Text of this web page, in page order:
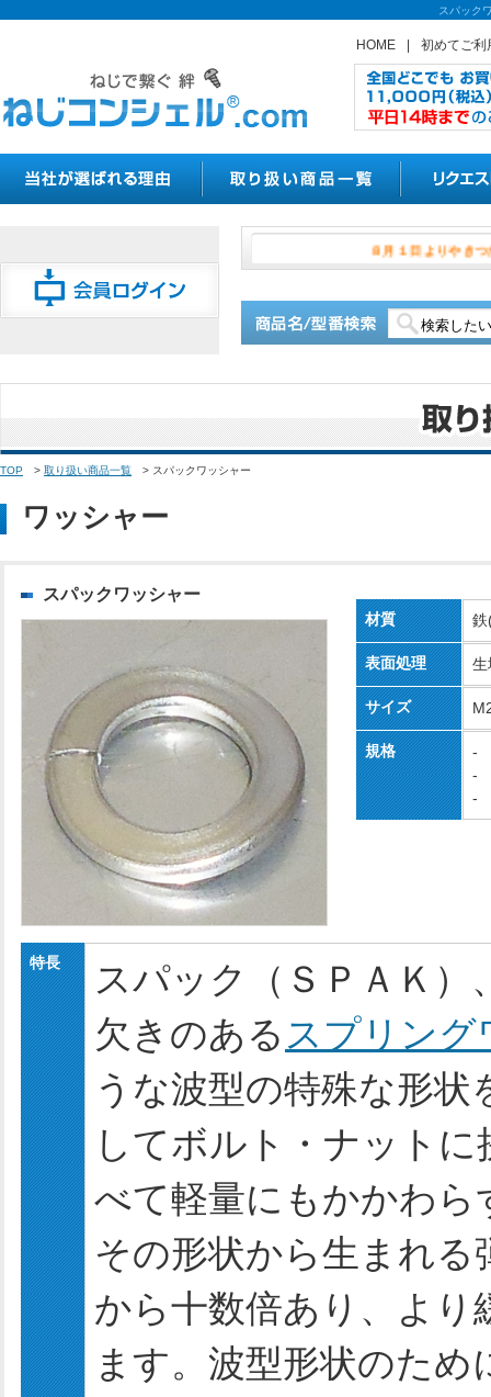
スパック
HOME 初めてご利
８月１日
TOP > 取り扱い商品一覧 > スパックワッシャー
ワッシャー
スパックワッシャー
材質 鉄
表面処理 生
サイズ
規格
-
-
-
特長
スパック（ＳＰＡＫ）
欠きのある スプリング
うな波型の特殊な形
してボルト・ナット
べて軽量にもかかわ
その形状から生まれる
から十数倍あり、より
ます。波型形状のた